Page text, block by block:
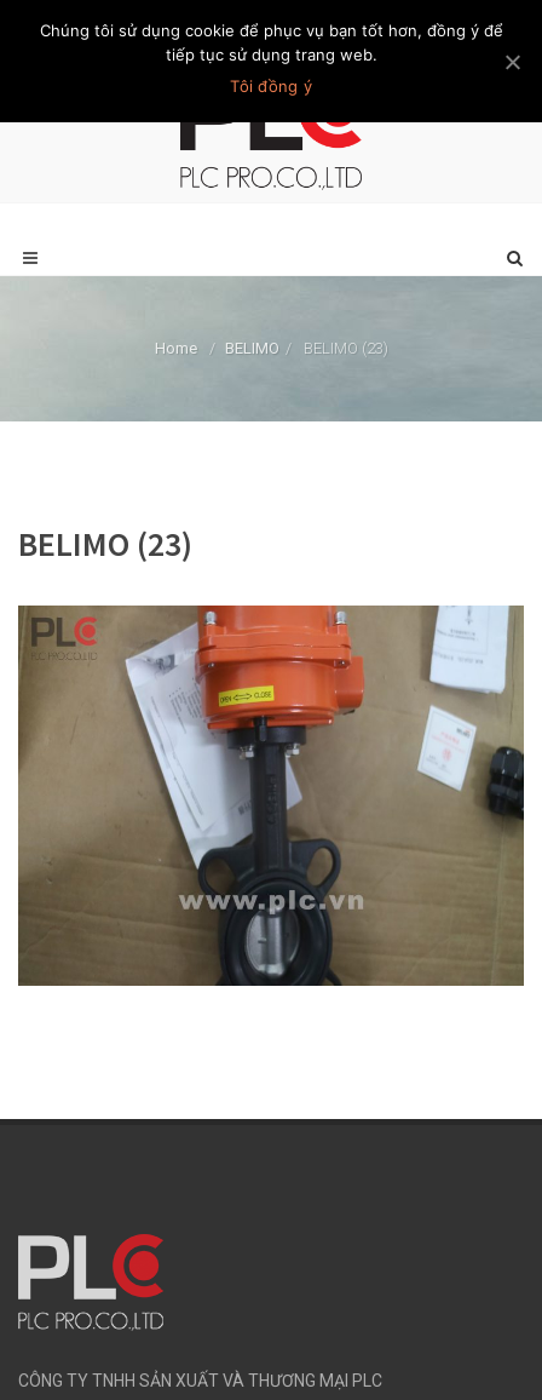
Trang chủ Giới thiệu Khách hàng Liên hệ Thành viên
Home / BELIMO / BELIMO (23)
BELIMO (23)
CÔNG TY TNHH SẢN XUẤT VÀ THƯƠNG MẠI PLC
Chúng tôi sử dụng cookie để phục vụ bạn tốt hơn, đồng ý để
tiếp tục sử dụng trang web.
Tôi đồng ý